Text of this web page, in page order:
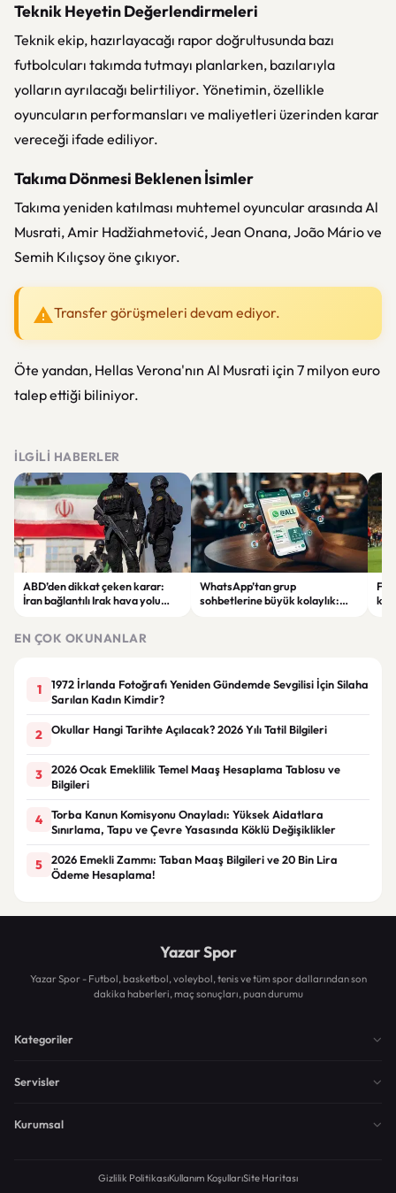
Teknik Heyetin Değerlendirmeleri
Teknik ekip, hazırlayacağı rapor doğrultusunda bazı
futbolcuları takımda tutmayı planlarken, bazılarıyla
yolların ayrılacağı belirtiliyor. Yönetimin, özellikle
oyuncuların performansları ve maliyetleri üzerinden karar
vereceği ifade ediliyor.
Takıma Dönmesi Beklenen İsimler
Takıma yeniden katılması muhtemel oyuncular arasında Al
Musrati, Amir Hadžiahmetović, Jean Onana, João Mário ve
Semih Kılıçsoy öne çıkıyor.
Transfer görüşmeleri devam ediyor.
Öte yandan, Hellas Verona'nın Al Musrati için 7 milyon euro
talep ettiği biliniyor.
İLGILI HABERLER
ABD’den dikkat çeken karar:
İran bağlantılı Irak hava yolu
WhatsApp’tan grup
sohbetlerine büyük kolaylık:
EN ÇOK OKUNANLAR
1
1972 İrlanda Fotoğrafı Yeniden Gündemde Sevgilisi İçin Silaha
Sarılan Kadın Kimdir?
2 Okullar Hangi Tarihte Açılacak? 2026 Yılı Tatil Bilgileri
3
2026 Ocak Emeklilik Temel Maaş Hesaplama Tablosu ve
Bilgileri
4
Torba Kanun Komisyonu Onayladı: Yüksek Aidatlara
Sınırlama, Tapu ve Çevre Yasasında Köklü Değişiklikler
5
2026 Emekli Zammı: Taban Maaş Bilgileri ve 20 Bin Lira
Ödeme Hesaplama!
Yazar Spor
Yazar Spor - Futbol, basketbol, voleybol, tenis ve tüm spor dallarından son
dakika haberleri, maç sonuçları, puan durumu
Kategoriler
Servisler
Kurumsal
Gizlilik PolitikasıKullanım KoşullarıSite Haritası